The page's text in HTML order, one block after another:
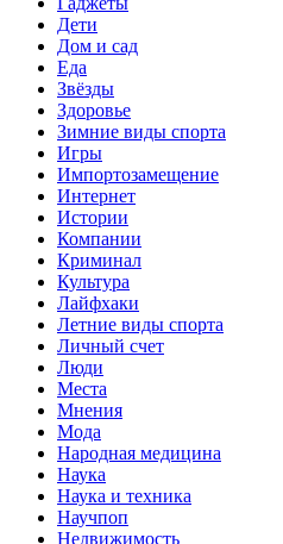
Дети
Дом и сад
Еда
Звёзды
Здоровье
Зимние виды спорта
Игры
Импортозамещение
Интернет
Истории
Компании
Криминал
Культура
Лайфхаки
Летние виды спорта
Личный счет
Люди
Места
Мнения
Мода
Народная медицина
Наука
Наука и техника
Научпоп
Недвижимость